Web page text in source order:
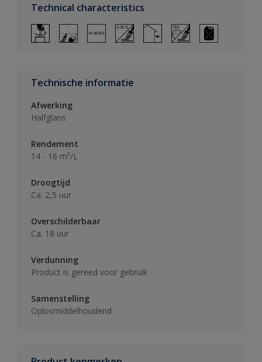
Technical characteristics
Technische informatie
Afwerking
Halfglans
Rendement
14 - 16 m²/L
Droogtijd
Ca. 2,5 uur
Overschilderbaar
Ca. 18 uur
Verdunning
Product is gereed voor gebruik
Samenstelling
Oplosmiddelhoudend